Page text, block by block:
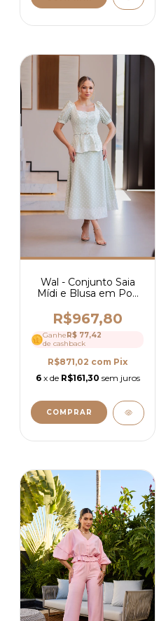
Wal - Conjunto Saia
Mídi e Blusa em Poá
R$967,80
GanheR$ 77,42
de cashback
R$871,02 com Pix
6 x de R$161,30 sem juros
COMPRAR